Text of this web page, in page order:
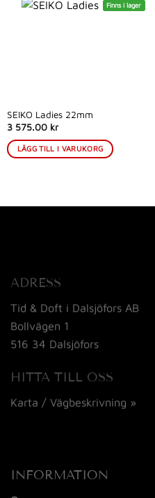
Finns i lager
SEIKO Ladies 22mm
3 575.00 kr
LÄGG TILL I VARUKORG
ADRESS
Tid & Doft i Dalsjöfors AB
Bollvägen 1
516 34 Dalsjöfors
HITTA TILL OSS
Karta / Vägbeskrivning »
INFORMATION